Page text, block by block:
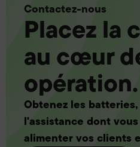
Contactez-nous
Placez la
au cœur
opération.
Obtenez les
l'assistance dont
alimenter vos clients